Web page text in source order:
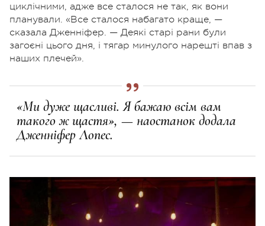
циклічними, адже все сталося не так, як вони
планували. «Все сталося набагато краще, —
сказала Дженніфер. — Деякі старі рани були
загоєні цього дня, і тягар минулого нарешті впав з
наших плечей».
«Ми дуже щасливі. Я бажаю всім вам
такого ж щастя», — наостанок додала
Дженніфер Лопес.